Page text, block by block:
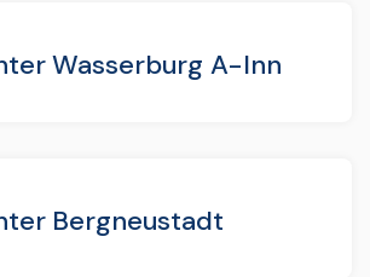
Wasserburg A-Inn
Bergneustadt